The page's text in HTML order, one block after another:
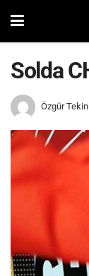
Solda
Özgür Tekin